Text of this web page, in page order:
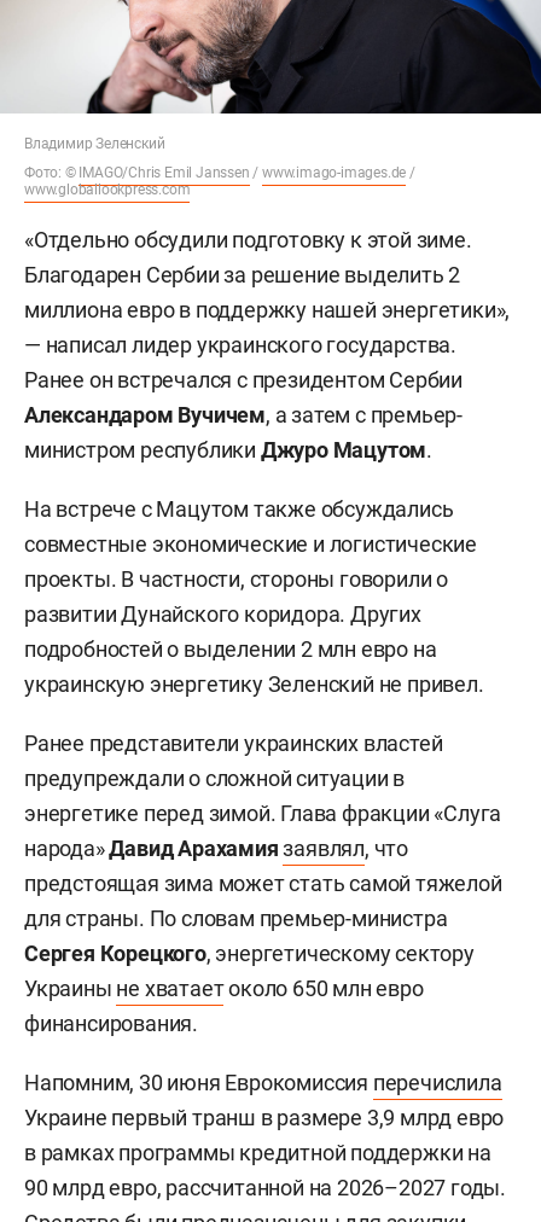
Владимир Зеленский
Фото: © IMAGO/Chris Emil Janssen /www.imago-images.de /
www.globallookpress.com
«Отдельно обсудили подготовку к этой зиме.
Благодарен Сербии за решение выделить 2
миллиона евро в поддержку нашей энергетики»,
— написал лидер украинского государства.
Ранее он встречался с президентом Сербии
Александаром Вучичем, а затем с премьер-
министром республики Джуро Мацутом.
На встрече с Мацутом также обсуждались
совместные экономические и логистические
проекты. В частности, стороны говорили о
развитии Дунайского коридора. Других
подробностей о выделении 2 млн евро на
украинскую энергетику Зеленский не привел.
Ранее представители украинских властей
предупреждали о сложной ситуации в
энергетике перед зимой. Глава фракции «Слуга
народа»Давид Арахамия заявлял, что
предстоящая зима может стать самой тяжелой
для страны. По словам премьер-министра
Сергея Корецкого, энергетическому сектору
Украины не хватаетоколо 650 млн евро
финансирования.
Напомним, 30 июня Еврокомиссия перечислила
Украине первый транш в размере 3,9 млрд евро
в рамках программы кредитной поддержки на
90 млрд евро, рассчитанной на 2026–2027 годы.